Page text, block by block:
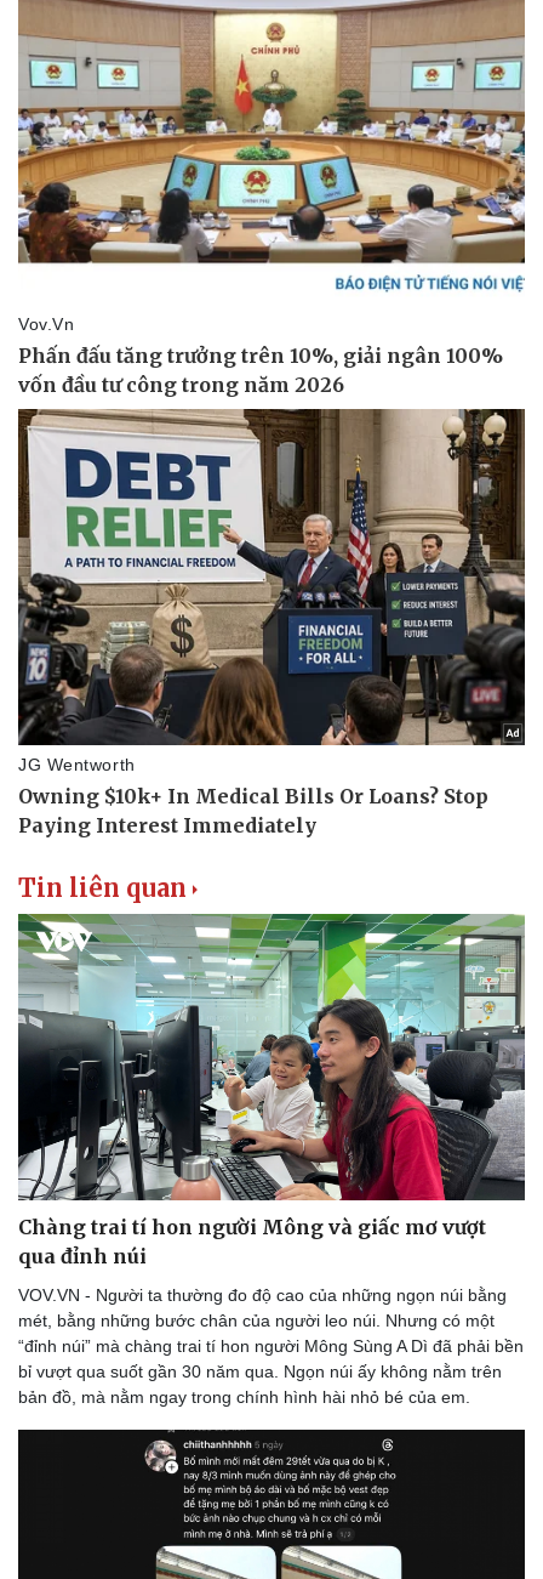
Phòng mạch online
Ăn sạch sống khỏe
Tin liên quan
Chàng trai tí hon người Mông và giấc mơ vượt
qua đỉnh núi
VOV.VN - Người ta thường đo độ cao của những ngọn núi bằng
mét, bằng những bước chân của người leo núi. Nhưng có một
“đỉnh núi” mà chàng trai tí hon người Mông Sùng A Dì đã phải bền
bỉ vượt qua suốt gần 30 năm qua. Ngọn núi ấy không nằm trên
bản đồ, mà nằm ngay trong chính hình hài nhỏ bé của em.